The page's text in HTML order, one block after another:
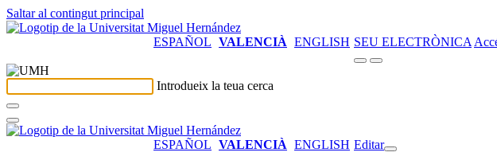
Saltar al contingut principal
ESPAÑOL VALENCIÀ ENGLISH SEU ELECTRÒNICA
Introdueix la teua cerca
ESPAÑOL VALENCIÀ ENGLISH Editar